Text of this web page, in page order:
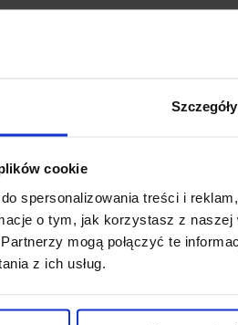
Szczegóły
cookie
spersonalizowania treści i
o tym, jak korzystasz z naszej
mogą połączyć te
z ich usług.
znajdują się: IKEA,
stacje benzynowe,
elektryczne